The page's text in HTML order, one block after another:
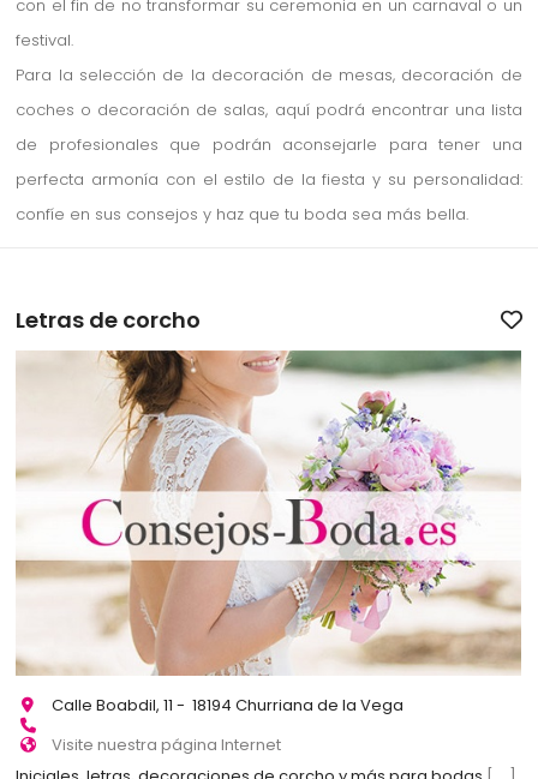
con el fin de no transformar su ceremonia en un carnaval o un
festival.
Para la selección de la decoración de mesas, decoración de
coches o decoración de salas, aquí podrá encontrar una lista
de profesionales que podrán aconsejarle para tener una
perfecta armonía con el estilo de la fiesta y su personalidad:
confíe en sus consejos y haz que tu boda sea más bella.
Letras de corcho
Calle Boabdil, 11 - 18194 Churriana de la Vega
Visite nuestra página Internet